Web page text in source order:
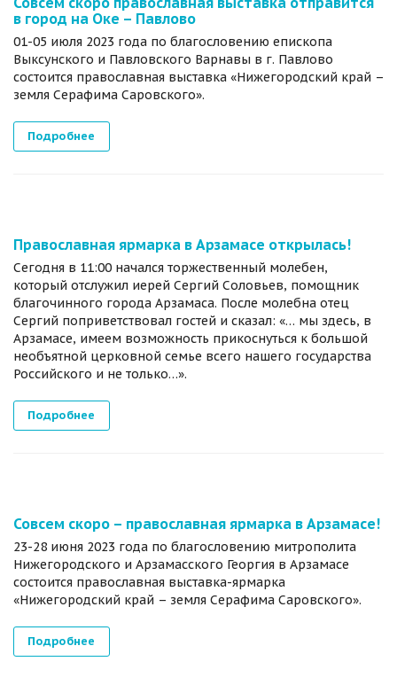
в город на Оке – Павлово
01-05 июля 2023 года по благословению епископа
Выксунского и Павловского Варнавы в г. Павлово
состоится православная выставка «Нижегородский край –
земля Серафима Саровского».
Подробнее
Православная ярмарка в Арзамасе открылась!
Сегодня в 11:00 начался торжественный молебен,
который отслужил иерей Сергий Соловьев, помощник
благочинного города Арзамаса. После молебна отец
Сергий поприветствовал гостей и сказал: «… мы здесь, в
Арзамасе, имеем возможность прикоснуться к большой
необъятной церковной семье всего нашего государства
Российского и не только…».
Подробнее
Совсем скоро – православная ярмарка в Арзамасе!
23-28 июня 2023 года по благословению митрополита
Нижегородского и Арзамасского Георгия в Арзамасе
состоится православная выставка-ярмарка
«Нижегородский край – земля Серафима Саровского».
Подробнее